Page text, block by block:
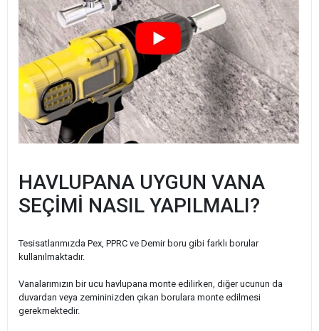
HAVLUPANA UYGUN VANA
SEÇİMİ NASIL YAPILMALI?
Tesisatlarımızda Pex, PPRC ve Demir boru gibi farklı borular
kullanılmaktadır.
Vanalarımızın bir ucu havlupana monte edilirken, diğer ucunun da
duvardan veya zemininizden çıkan borulara monte edilmesi
gerekmektedir.